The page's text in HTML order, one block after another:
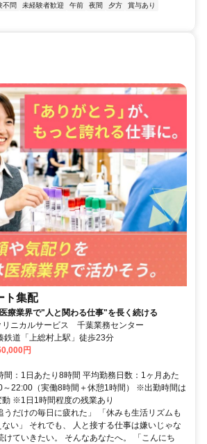
不問 未経験者歓迎 午前 夜間 夕方
賞与あり
ト集配
療業界で"人と関わる仕事"を長く続ける
リニカルサービス 千葉業務センター
鉄道「上総村上駅」徒歩23分
円
間：1日あたり8時間 平均勤務日数：1ヶ月あた
～22:00（実働8時間＋休憩1時間） ※出勤時間は
※1日1時間程度の残業あり
うだけの毎日に疲れた」 「休みも生活リズムも
い」 それでも、 人と接する仕事は嫌いじゃな
けていきたい。 そんなあなたへ。 「こんにち